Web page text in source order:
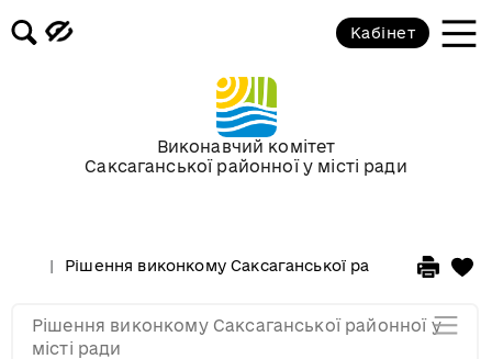
Виконавчий комітет
Саксаганської районної у місті ради
Кабінет
Рішення виконкому Саксаганської районної у місті
Рішення виконкому Саксаганської районної у
місті ради
Засідання виконкому від 17
березня 2010 року
Засідання виконкому від 17
лютого 2010 року
січня 2010 року